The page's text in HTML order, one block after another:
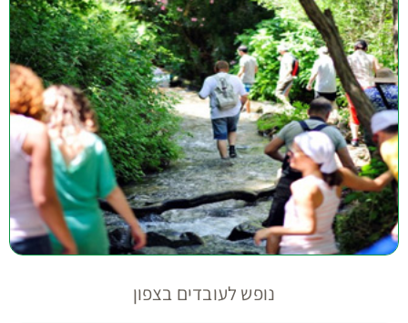
נופש לעובדים בצפון